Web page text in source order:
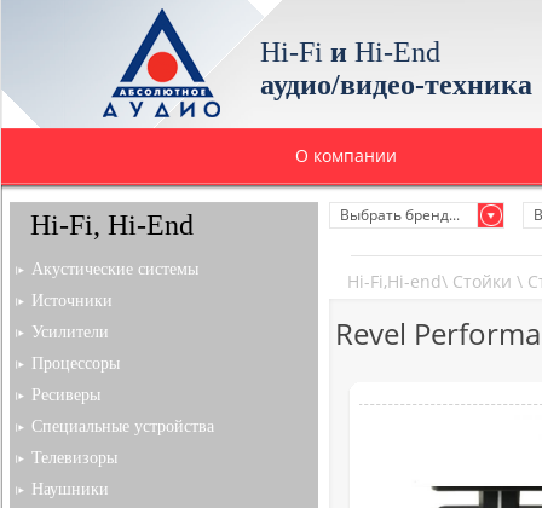
Hi-Fi и Hi-End
аудио/видео-техника
О компании
Выбрать бренд...
Hi-Fi,Hi-end\ Стойки \
Revel
Hi-Fi, Hi-End
Акустические системы
Источники
Усилители
Процессоры
Ресиверы
Специальные устройства
Телевизоры
Наушники